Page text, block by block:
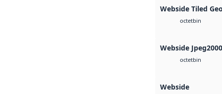
Webside Tiled
octetbin
Webside Jpeg2000
octetbin
Webside